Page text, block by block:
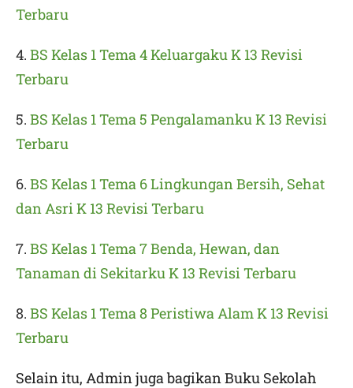
Terbaru
4. BS Kelas 1 Tema 4 Keluargaku K 13 Revisi
Terbaru
5. BS Kelas 1 Tema 5 Pengalamanku K 13 Revisi
Terbaru
6. BS Kelas 1 Tema 6 Lingkungan Bersih, Sehat
dan Asri K 13 Revisi Terbaru
7. BS Kelas 1 Tema 7 Benda, Hewan, dan
Tanaman di Sekitarku K 13 Revisi Terbaru
8. BS Kelas 1 Tema 8 Peristiwa Alam K 13 Revisi
Terbaru
Selain itu, Admin juga bagikan Buku Sekolah